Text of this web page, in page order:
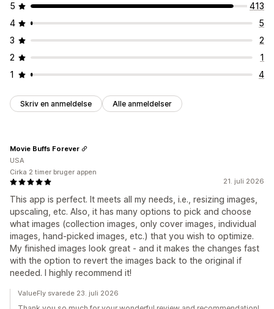
5
413
4
5
3
2
2
1
1
4
Skriv en anmeldelse Alle anmeldelser
21. juli 2026
This app is perfect. It meets all my needs, i.e., resizing images,
upscaling, etc. Also, it has many options to pick and choose
what images (collection images, only cover images, individual
images, hand-picked images, etc.) that you wish to optimize.
My finished images look great - and it makes the changes fast
with the option to revert the images back to the original if
needed. I highly recommend it!
Movie Buffs Forever
USA
Cirka 2 timer bruger appen
ValueFly svarede 23. juli 2026